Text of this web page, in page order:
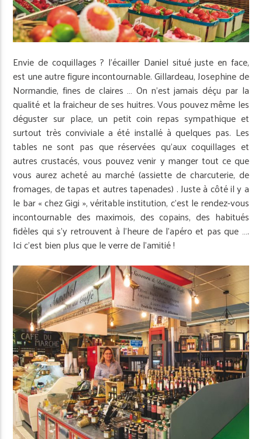
Envie de coquillages ? l’écailler Daniel situé juste en face,
est une autre figure incontournable. Gillardeau, Josephine de
Normandie, fines de claires … On n’est jamais déçu par la
qualité et la fraicheur de ses huitres. Vous pouvez même les
déguster sur place, un petit coin repas sympathique et
surtout très conviviale a été installé à quelques pas. Les
tables ne sont pas que réservées qu’aux coquillages et
autres crustacés, vous pouvez venir y manger tout ce que
vous aurez acheté au marché (assiette de charcuterie, de
fromages, de tapas et autres tapenades) . Juste à côté il y a
le bar « chez Gigi », véritable institution, c’est le rendez-vous
incontournable des maximois, des copains, des habitués
fidèles qui s’y retrouvent à l’heure de l’apéro et pas que ….
Ici c’est bien plus que le verre de l’amitié !